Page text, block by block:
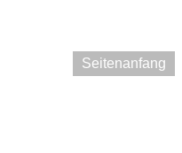
Seitenanfang